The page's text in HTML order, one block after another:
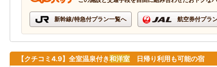
新幹線/特急付プラン一覧へ 航空券付プラ
【クチコミ4.9】全室温泉付き和洋室 日帰り利用も可能の宿